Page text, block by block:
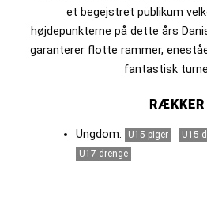
et begejstret publikum
højdepunkterne på dette års
garanterer flotte rammer,
fantastisk
RÆKKER
Ungdom: U15 piger U15
U17 drenge